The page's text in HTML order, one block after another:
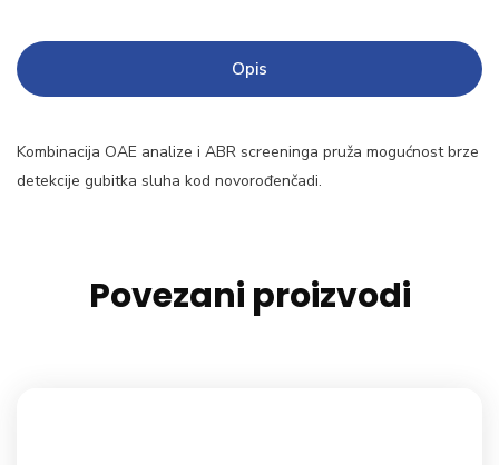
Opis
Kombinacija OAE analize i ABR screeninga pruža mogućnost brze
detekcije gubitka sluha kod novorođenčadi.
Povezani proizvodi